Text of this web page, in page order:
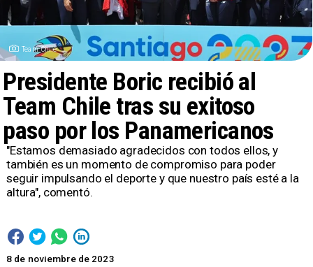
Team Chile
Presidente Boric recibió al
Team Chile tras su exitoso
paso por los Panamericanos
8 de noviembre de 2023
​"Estamos demasiado agradecidos con todos ellos, y
también es un momento de compromiso para poder
seguir impulsando el deporte y que nuestro país esté a la
altura", comentó.